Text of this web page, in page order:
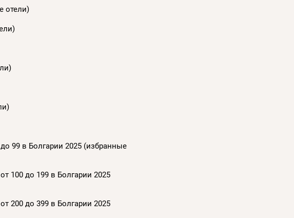
отели)
99 в Болгарии 2025 (избранные
100 до 199 в Болгарии 2025
200 до 399 в Болгарии 2025